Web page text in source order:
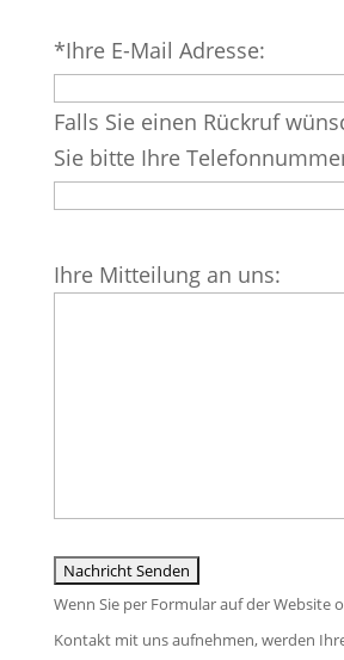
lasse
dieses
Feld
leer.
*Ihre E-Mail Adresse:
Falls Sie einen Rückruf
Sie bitte Ihre
lasse
Ihre Mitteilung an uns:
Wenn Sie per Formular auf der Website
Kontakt mit uns aufnehmen, werden